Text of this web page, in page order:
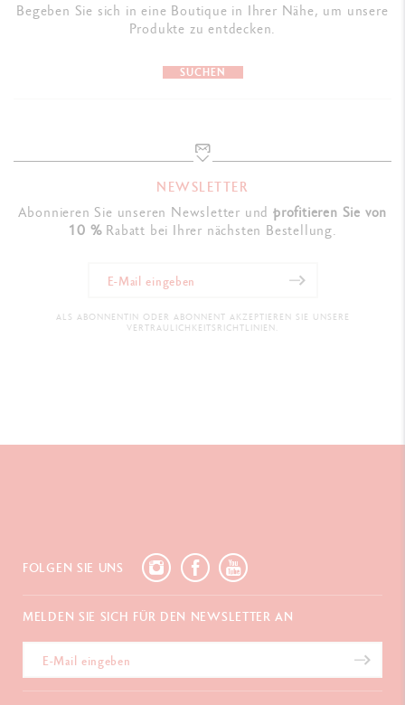
Begeben Sie sich in eine Boutique in Ihrer Nähe, um unsere
Produkte zu entdecken.
SUCHEN
NEWSLETTER
Abonnieren Sie unseren Newsletter undprofitieren Sie von
10 %Rabatt bei Ihrer nächsten Bestellung.
ALS ABONNENTIN ODER ABONNENT AKZEPTIEREN SIE UNSERE
VERTRAULICHKEITSRICHTLINIEN.
FOLGEN SIE UNS
MELDEN SIE SICH FÜR DEN NEWSLETTER AN